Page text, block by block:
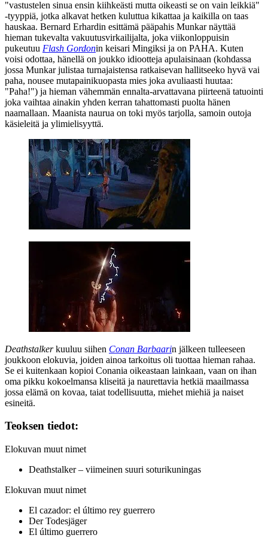
"vastustelen sinua ensin kiihkeästi mutta oikeasti se on vain leikkiä"
‑tyyppiä, jotka alkavat hetken kuluttua kikattaa ja kaikilla on taas
hauskaa. Bernard Erhardin esittämä pääpahis Munkar näyttää
hieman tukevalta vakuutusvirkailijalta, joka viikonloppuisin
pukeutuu Flash Gordonin keisari Mingiksi ja on PAHA. Kuten
voisi odottaa, hänellä on joukko idiootteja apulaisinaan (kohdassa
jossa Munkar julistaa turnajaistensa ratkaisevan hallitseeko hyvä vai
paha, nousee mutapainikuopasta mies joka avuliaasti huutaa:
"Paha!") ja hieman vähemmän ennalta-arvattavana piirteenä tatuointi
joka vaihtaa ainakin yhden kerran tahattomasti puolta hänen
naamallaan. Maanista naurua on toki myös tarjolla, samoin outoja
käsieleitä ja ylimielisyyttä.
Deathstalkerkuuluu siihen Conan Barbaarin jälkeen tulleeseen
joukkoon elokuvia, joiden ainoa tarkoitus oli tuottaa hieman rahaa.
Se ei kuitenkaan kopioi Conania oikeastaan lainkaan, vaan on ihan
oma pikku kokoelmansa kliseitä ja naurettavia hetkiä maailmassa
jossa elämä on kovaa, taiat todellisuutta, miehet miehiä ja naiset
esineitä.
Teoksen tiedot:
Elokuvan muut nimet
Deathstalker – viimeinen suuri soturikuningas
Elokuvan muut nimet
El cazador: el último rey guerrero
Der Todesjäger
El último guerrero